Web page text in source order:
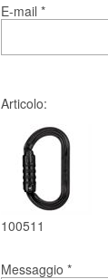
E-mail *
Articolo:
100511
Messaggio *